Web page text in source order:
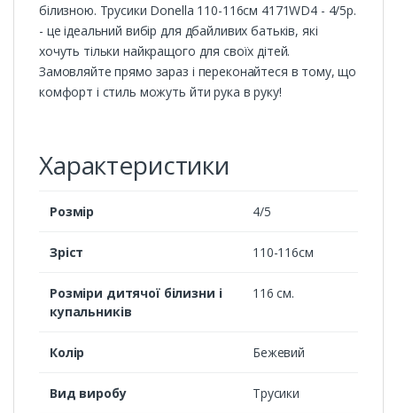
білизною. Трусики Donella 110-116см 4171WD4 - 4/5р.
- це ідеальний вибір для дбайливих батьків, які
хочуть тільки найкращого для своїх дітей.
Замовляйте прямо зараз і переконайтеся в тому, що
комфорт і стиль можуть йти рука в руку!
Характеристики
Розмір 4/5
Зріст 110-116см
Розміри дитячої білизни і
купальників
116 см.
Колір Бежевий
Вид виробу Трусики